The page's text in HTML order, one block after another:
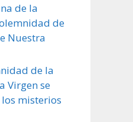
de la
de
Nuestra
de la
Virgen se
misterios